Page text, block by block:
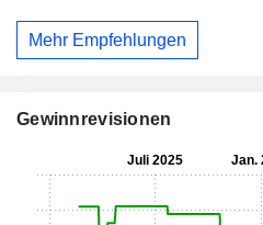
Mehr Empfehlungen
Gewinnrevisionen